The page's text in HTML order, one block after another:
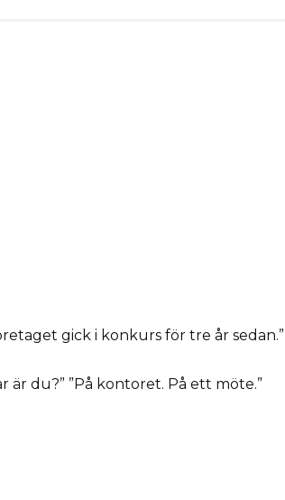
gick i konkurs för tre år sedan.”
är du?” ”På kontoret. På ett möte.”